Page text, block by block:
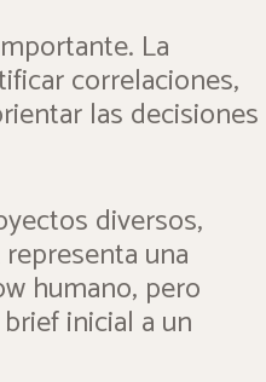
La
correlaciones,
las decisiones
diversos,
una
humano, pero
inicial a un